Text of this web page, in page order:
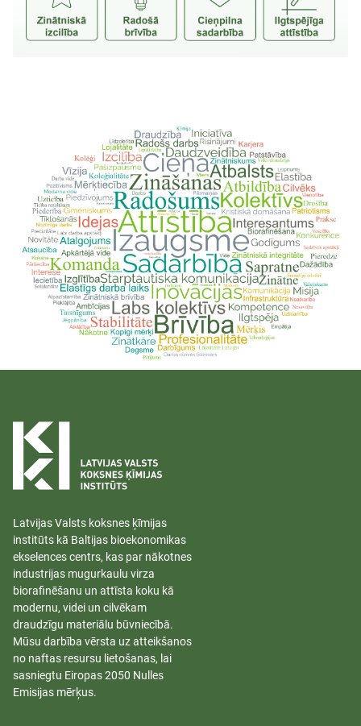
Latvijas Valsts koksnes ķīmijas
institūts kā Baltijas bioekonomikas
ekselences centrs, kas par nākotnes
industrijas mugurkaulu virza
biorafinēšanu un attīsta koku kā
modernu, videi un cilvēkam
draudzīgu materiālu būvniecībā.
Mūsu darbība vērsta uz atteikšanos
no naftas resursu lietošanas, lai
sasniegtu Eiropas 2050 Nulles
Emisijas mērķus.